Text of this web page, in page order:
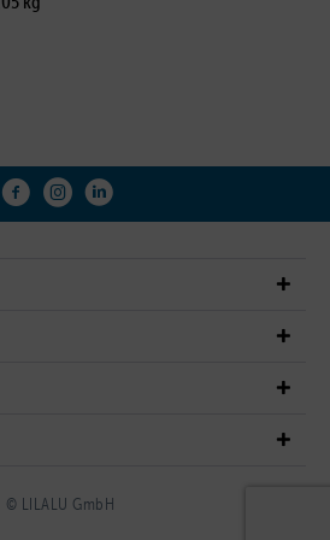
© LILALU GmbH